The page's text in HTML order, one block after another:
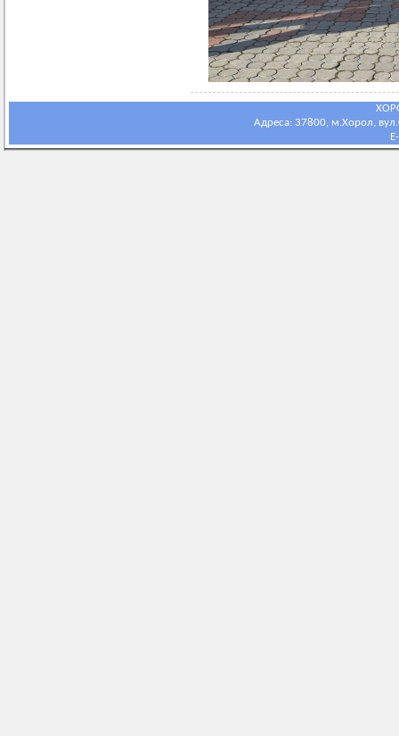
Адреса: 37800, м.Хорол,